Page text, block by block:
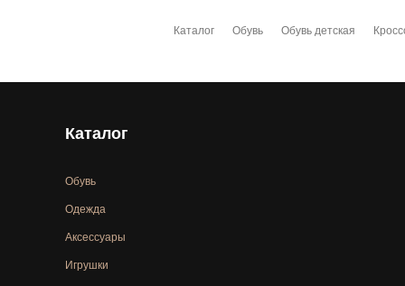
Каталог Обувь Обувь детская
Каталог
Обувь
Одежда
Аксессуары
Игрушки